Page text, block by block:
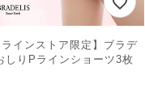
ラインストア限定】ブラデ
しりPラインショーツ3枚